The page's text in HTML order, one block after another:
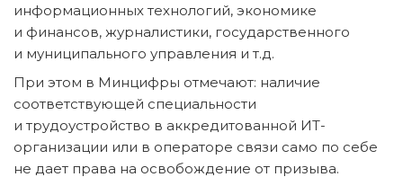
информационных технологий, экономике
и финансов, журналистики, государственного
и муниципального управления и т.д.
При этом в Минцифры отмечают: наличие
соответствующей специальности
и трудоустройство в аккредитованной ИТ-
организации или в операторе связи само по себе
не дает права на освобождение от призыва.